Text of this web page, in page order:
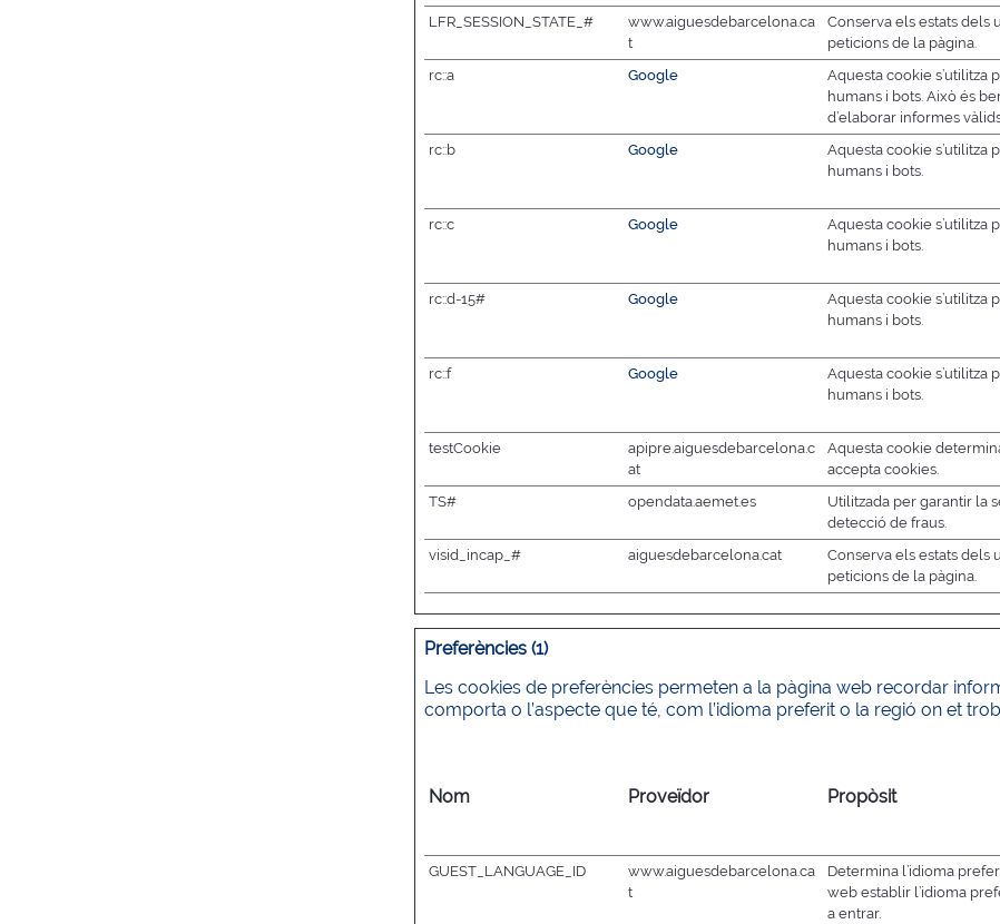
LFR_SESSION_STATE_#
www.aiguesdebarcelona.ca
t
Conserva els estats dels
peticions de la pàgina.
rc::a Google
Aquesta cookie s’utilitza
humans i bots. Això és
d’elaborar informes
rc::b
Google
Aquesta cookie s’utilitza
humans i bots.
rc::c
Google
Aquesta cookie s’utilitza
humans i bots.
rc::d-15#
Google
Aquesta cookie s’utilitza
humans i bots.
rc::f
Google
Aquesta cookie s’utilitza
humans i bots.
testCookie
apipre.aiguesdebarcelona.c
at
Aquesta cookie
accepta cookies.
TS# opendata.aemet.es
Utilitzada per garantir la
detecció de fraus.
visid_incap_# aiguesdebarcelona.cat
Conserva els estats dels
peticions de la pàgina.
Preferències (1)
Les cookies de preferències permeten a la pàgina web recordar
comporta o l’aspecte que té, com l’idioma preferit o la regió on et
Nom Proveïdor Propòsit
GUEST_LANGUAGE_ID
www.aiguesdebarcelona.ca
t
Determina l’idioma
web establir l’idioma
a entrar.